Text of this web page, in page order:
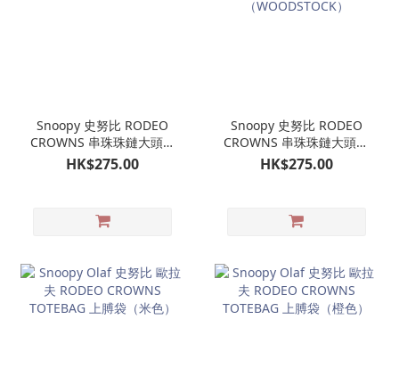
Snoopy 史努比 RODEO
CROWNS 串珠珠鏈大頭公
仔吊飾 毛絨公仔掛飾
（ANDY）
HK$275.00
Snoopy 史努比 RODEO
CROWNS 串珠珠鏈大頭公
仔吊飾 毛絨公仔掛飾
（WOODSTOCK）
HK$275.00